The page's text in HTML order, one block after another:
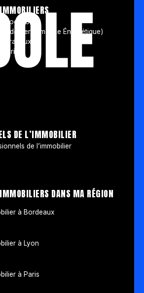
location
de Performance Énergétique)
travaux
DE L’IMMOBILIER
de l’immobilier
DANS MA RÉGION
à Bordeaux
à Lyon
à Paris